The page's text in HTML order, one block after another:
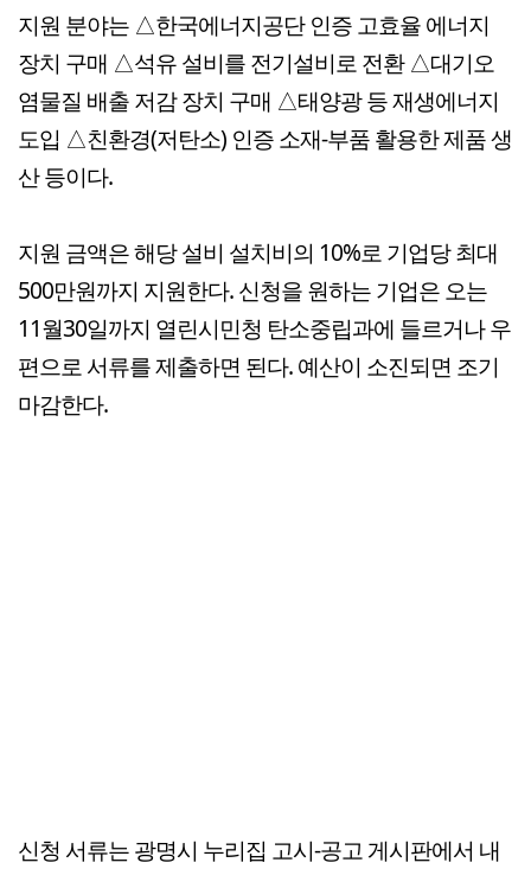
지원 분야는 △한국에너지공단 인증 고효율 에너지
장치 구매 △석유 설비를 전기설비로 전환 △대기오
염물질 배출 저감 장치 구매 △태양광 등 재생에너지
도입 △친환경(저탄소) 인증 소재-부품 활용한 제품 생
산 등이다.
지원 금액은 해당 설비 설치비의 10%로 기업당 최대
500만원까지 지원한다. 신청을 원하는 기업은 오는
11월30일까지 열린시민청 탄소중립과에 들르거나 우
편으로 서류를 제출하면 된다. 예산이 소진되면 조기
마감한다.
신청 서류는 광명시 누리집 고시-공고 게시판에서 내